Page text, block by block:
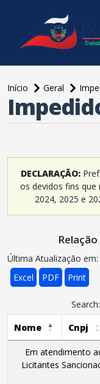
Início Geral
DECLARAÇÃO:
os devidos fins
2024, 2025 e
Última Atualização
Excel
PDF Print
Search:
Nome
Cnpj
Em atendimento
Licitantes